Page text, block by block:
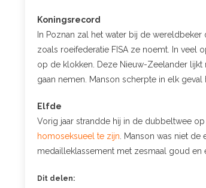
Koningsrecord
In Poznan zal het water bij de wereldbeker
zoals roeifederatie FISA ze noemt. In veel
op de klokken. Deze Nieuw-Zeelander
gaan nemen. Manson scherpte in elk geval
Elfde
Vorig jaar strandde hij in de dubbeltwee
homoseksueel te zijn . Manson was niet
medailleklassement met zesmaal goud
Dit delen: